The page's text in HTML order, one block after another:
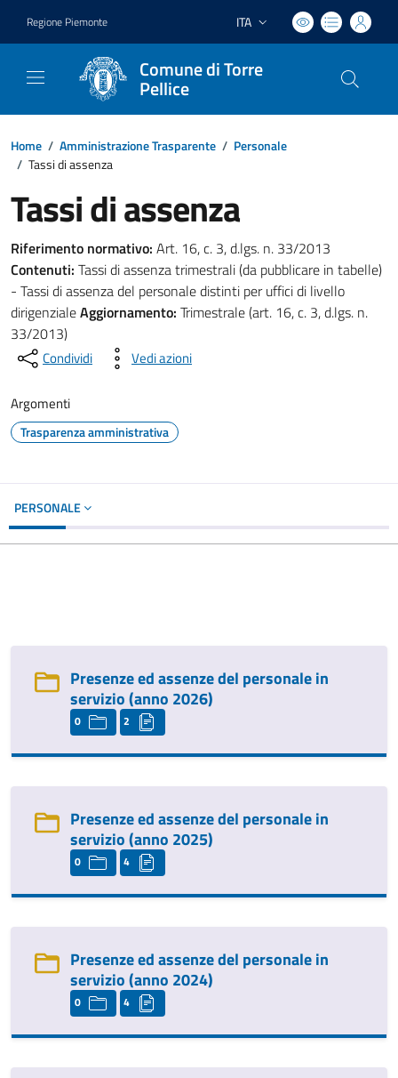
Regione Piemonte Lingua attiva:
ITA
Comune di Torre
Pellice
Home / Amministrazione Trasparente / Personale
/ Tassi di assenza
Tassi di assenza
Riferimento normativo: Art. 16, c. 3, d.lgs. n. 33/2013
Contenuti: Tassi di assenza trimestrali (da pubblicare in tabelle)
- Tassi di assenza del personale distinti per uffici di livello
dirigenzialeAggiornamento: Trimestrale (art. 16, c. 3, d.lgs. n.
33/2013)
Condividi Vedi azioni
Argomenti
Trasparenza amministrativa
PERSONALE
Presenze ed assenze del personale in
servizio (anno 2026)
0 2
Presenze ed assenze del personale in
servizio (anno 2025)
0 4
Presenze ed assenze del personale in
servizio (anno 2024)
0 4